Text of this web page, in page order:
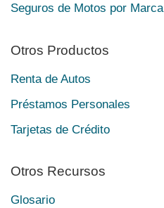
Seguros de Motos por Marca
Otros Productos
Renta de Autos
Préstamos Personales
Tarjetas de Crédito
Otros Recursos
Glosario